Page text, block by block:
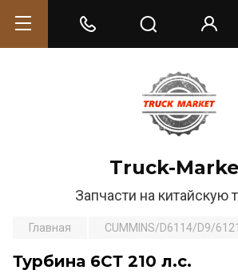
Truck-
Запчасти на китайскую
Главная CUMMINS/D6114/D9/6121
Турбина 6СТ 210 л.с.